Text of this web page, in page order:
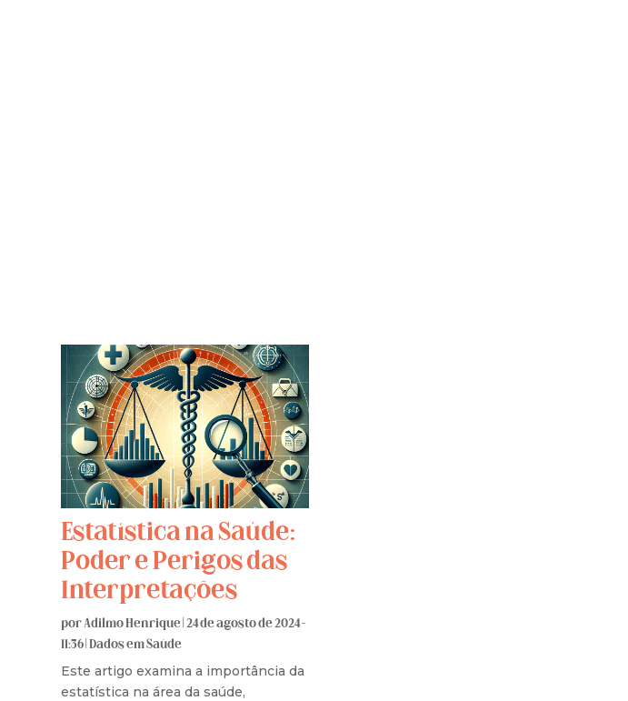
Estatística na Saúde:
Poder e Perigos das
Interpretações
porAdilmo Henrique |24 de agosto de 2024 -
11:36 |Dados em Saúde
Este artigo examina a importância da
estatística na área da saúde,